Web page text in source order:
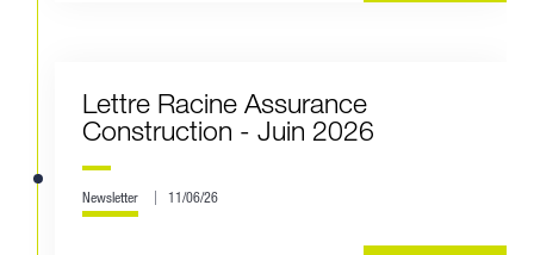
Lettre Racine Assurance
Construction - Juin 2026
Newsletter 11/06/26